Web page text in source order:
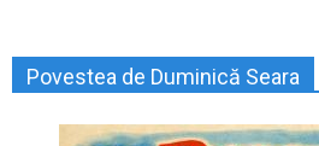
Povestea de Duminică Seara